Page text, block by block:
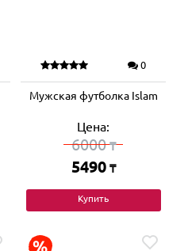
0
Мужская футболка Islam
Цена:
6000₸
5490 ₸
Купить